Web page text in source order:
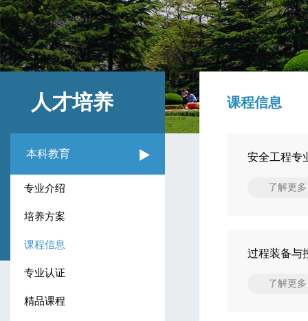
人才培养
本科教育
专业介绍
培养方案
课程信息
专业认证
精品课程
课程信息
安全工程专
了解更多
过程装备与
了解更多